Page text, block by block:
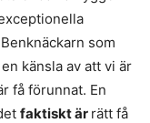
som
känsla av att vi är
få förunnat. En
faktiskt är rätt få